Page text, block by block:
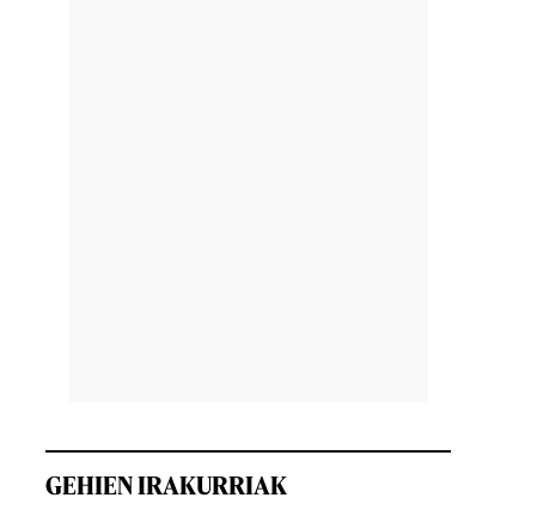
GEHIEN IRAKURRIAK